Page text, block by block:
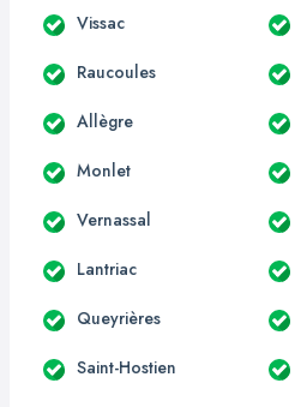
Vissac
Raucoules
Allègre
Monlet
Vernassal
Lantriac
Queyrières
Saint-Hostien